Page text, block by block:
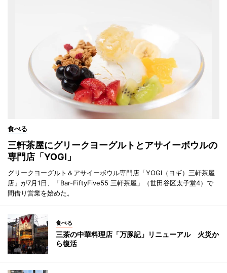
食べる
三軒茶屋にグリークヨーグルトとアサイーボウルの
専門店「YOGI」
グリークヨーグルト＆アサイーボウル専門店「YOGI（ヨギ）三軒茶屋
店」が7月1日、「Bar-FiftyFive55 三軒茶屋」（世田谷区太子堂4）で
間借り営業を始めた。
食べる
三茶の中華料理店「万豚記」リニューアル 火災か
ら復活